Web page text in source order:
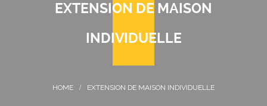
EXTENSION DE MAISON
INDIVIDUELLE
EXTENSION DE MAISON INDIVIDUELLE